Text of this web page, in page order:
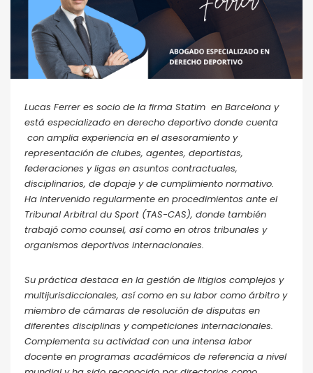
Lucas Ferrer es socio de la firma Statim en Barcelona y
está especializado en derecho deportivo donde cuenta
con amplia experiencia en el asesoramiento y
representación de clubes, agentes, deportistas,
federaciones y ligas en asuntos contractuales,
disciplinarios, de dopaje y de cumplimiento normativo.
Ha intervenido regularmente en procedimientos ante el
Tribunal Arbitral du Sport (TAS-CAS), donde también
trabajó como counsel, así como en otros tribunales y
organismos deportivos internacionales.
Su práctica destaca en la gestión de litigios complejos y
multijurisdiccionales, así como en su labor como árbitro y
miembro de cámaras de resolución de disputas en
diferentes disciplinas y competiciones internacionales.
Complementa su actividad con una intensa labor
docente en programas académicos de referencia a nivel